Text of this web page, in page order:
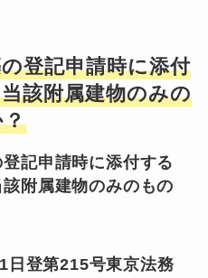
登記申請時に添付
該附属建物のみの
記申請時に添付する
附属建物のみのもの
日登第215号東京法務